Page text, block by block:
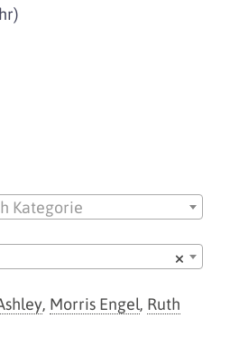
Kategorie
×
, Morris Engel, Ruth